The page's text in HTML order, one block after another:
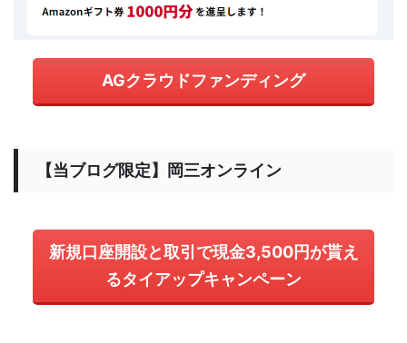
AGクラウドファンディング
【当ブログ限定】岡三オンライン
新規口座開設と取引で現金3,500円が貰え
るタイアップキャンペーン